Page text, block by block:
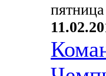
пятница